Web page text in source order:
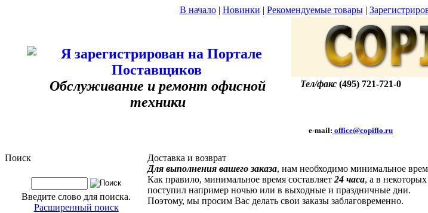
В начало| Новинки | Рекомендуемые товары|
Обслуживание и ремонт офисной
техники
Тел/факс (495) 721-721-0
e-mail: office@copiflo.ru
Поиск
Введите слово для поиска.
Расширенный поиск
Доставка и возврат
Для выполнения вашего заказа, нам необходимо минимальное
Как правило, минимальное время составляет 24 часа, а в
поступил например ночью или в выходные и праздничные дни.
Поэтому, мы просим Вас делать свои заказы заблаговременно.